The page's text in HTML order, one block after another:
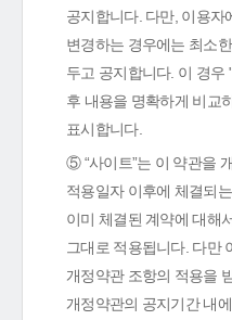
공지합니다. 다만, 이용자
변경하는 경우에는 최소
두고 공지합니다. 이 경우
후 내용을 명확하게 비교
표시합니다.
⑤ “사이트”는 이 약관을
적용일자 이후에 체결되
이미 체결된 계약에 대해
그대로 적용됩니다. 다만
개정약관 조항의 적용을
개정약관의 공지기간 내